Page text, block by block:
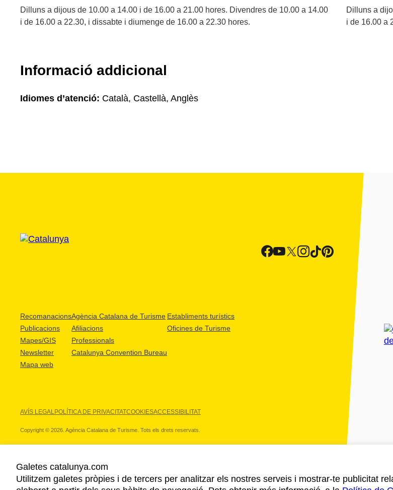
Dilluns a dijous de 10.00 a 14.00 i de 16.00 a 21.00 hores. Divendres de 10.00 a 14.00
i de 16.00 a 22.30, i dissabte i diumenge de 16.00 a 22.30 hores.
Dilluns a
i de 16.00 a
Informació addicional
Idiomes d’atenció: Català, Castellà, Anglès
Recomanacions
Publicacions
Mapes/GIS
Newsletter
Mapa web
Agència Catalana de Turisme
Afiliacions
Professionals
Catalunya Convention Bureau
Establiments turístics
Oficines de Turisme
AVÍS LEGALPOLÍTICA DE PRIVACITATCOOKIESACCESSIBILITAT
Copyright © 2026. Agència Catalana de Turisme. Tots els drets reservats.
ELS NOSTRES PARTNERS
Galetes catalunya.com
Utilitzem galetes pròpies i de tercers per analitzar els nostres serveis i mostrar-te publicitat